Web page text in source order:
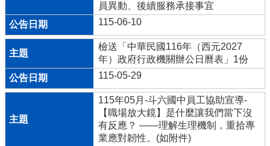
技
化
評
量
翰
林
端
學
員異動、後續服務承接事宜
115-06-10
檢送「中華民國116年（西元2027
年）政府行政機關辦公日曆表」1份
115-05-29
115年05月-斗六國中員工協助宣導-
【職場放大鏡】是什麼讓我們當下沒
有反應？ ——理解生理機制，重拾專
業應對韌性。(如附件)